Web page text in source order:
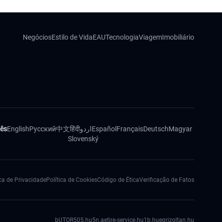
NegóciosEstilo de VidaEAUTecnologiaViagemImobiliário
EnglishРусский中文हिंदीاردوEspañol FrançaisDeutschMagyar
Slovenský
de PrivacidadePolítica de CookiesCódigo de ÉticaVerificação de Fatos
bUTOR505.hu5n.aetire-service.hu1b.huegrizoltan.hu